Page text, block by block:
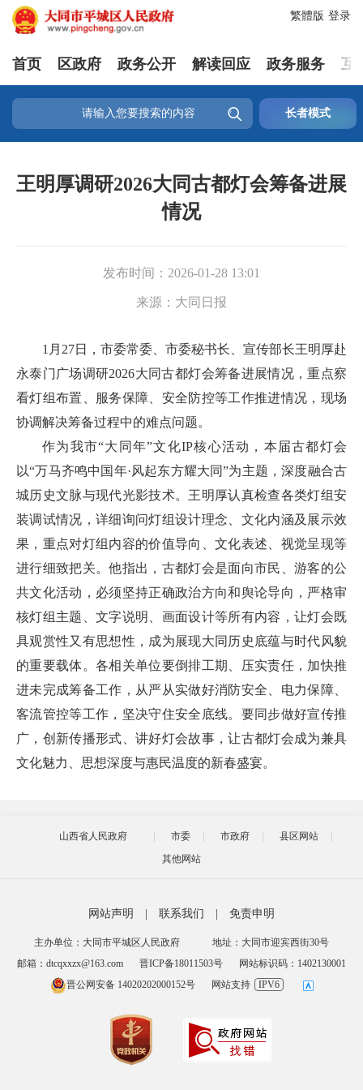
登录
繁體版
首页 区政府 政务公开 解读回应 政务服务 互
 长者模式
王明厚调研2026大同古都灯会筹备进展
情况
发布时间： 2026-01-28 13:01
来源： 大同日报
1月27日，市委常委、市委秘书长、宣传部长王明厚赴
永泰门广场调研2026大同古都灯会筹备进展情况，重点察
看灯组布置、服务保障、安全防控等工作推进情况，现场
协调解决筹备过程中的难点问题。
作为我市“大同年”文化IP核心活动，本届古都灯会
以“万马齐鸣中国年·风起东方耀大同”为主题，深度融合古
城历史文脉与现代光影技术。王明厚认真检查各类灯组安
装调试情况，详细询问灯组设计理念、文化内涵及展示效
果，重点对灯组内容的价值导向、文化表述、视觉呈现等
进行细致把关。他指出，古都灯会是面向市民、游客的公
共文化活动，必须坚持正确政治方向和舆论导向，严格审
核灯组主题、文字说明、画面设计等所有内容，让灯会既
具观赏性又有思想性，成为展现大同历史底蕴与时代风貌
的重要载体。各相关单位要倒排工期、压实责任，加快推
进未完成筹备工作，从严从实做好消防安全、电力保障、
客流管控等工作，坚决守住安全底线。要同步做好宣传推
广，创新传播形式、讲好灯会故事，让古都灯会成为兼具
文化魅力、思想深度与惠民温度的新春盛宴。
山西省人民政府 市委 市政府
县区网站
其他网站
网站声明 联系我们 免责申明
主办单位：大同市平城区人民政府
地址：大同市迎宾西街30号
邮箱：dtcqxxzx@163.com
晋ICP备18011503号
网站标识码：1402130001
晋公网安备 14020202000152号
网站支持 IPV6